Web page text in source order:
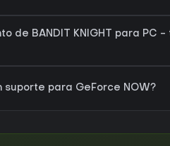
de BANDIT KNIGHT para PC -
suporte para GeForce NOW?